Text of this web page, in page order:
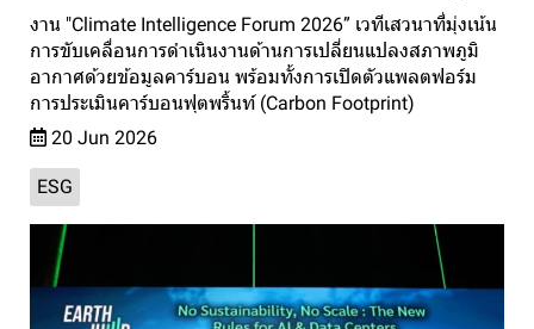
งาน "Climate Intelligence Forum 2026” เวทีเสวนาที่มุ่งเน้น
การขับเคลื่อนการดำเนินงานด้านการเปลี่ยนแปลงสภาพภูมิ
อากาศด้วยข้อมูลคาร์บอน พร้อมทั้งการเปิดตัวแพลตฟอร์ม
การประเมินคาร์บอนฟุตพริ้นท์ (Carbon Footprint)
20 Jun 2026
ESG